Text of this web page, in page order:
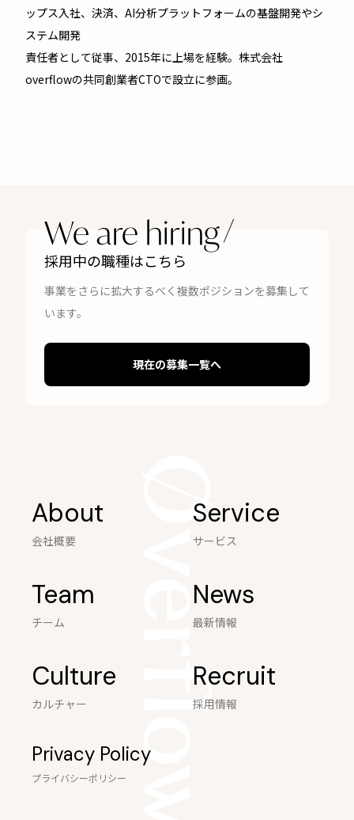
ップス入社、決済、AI分析プラットフォームの基盤開発やシ
ステム開発
責任者として従事、2015年に上場を経験。株式会社
overflowの共同創業者CTOで設立に参画。
We are hiring
採用中の職種はこちら
事業をさらに拡大するべく複数ポジションを募集して
います。
現在の募集一覧へ
About
会社概要
Service
サービス
Team
チーム
News
最新情報
Culture
カルチャー
Recruit
採用情報
Privacy Policy
プライバシーポリシー